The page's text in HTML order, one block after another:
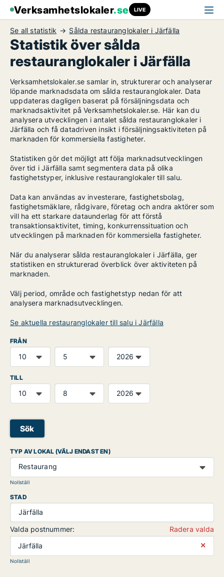
Verksamhetslokaler.se LIVE
Se all statistik Sålda restauranglokaler i Järfälla
Statistik över sålda
restauranglokaler i Järfälla
Verksamhetslokaler.se samlar in, strukturerar och analyserar
löpande marknadsdata om sålda restauranglokaler. Data
uppdateras dagligen baserat på försäljningsdata och
marknadsaktivitet på Verksamhetslokaler.se. Här kan du
analysera utvecklingen i antalet sålda restauranglokaler i
Järfälla och få datadriven insikt i försäljningsaktiviteten på
marknaden för kommersiella fastigheter.
Statistiken gör det möjligt att följa marknadsutvecklingen
över tid i Järfälla samt segmentera data på olika
fastighetstyper, inklusive restauranglokaler till salu.
Data kan användas av investerare, fastighetsbolag,
fastighetsmäklare, rådgivare, företag och andra aktörer som
vill ha ett starkare dataunderlag för att förstå
transaktionsaktivitet, timing, konkurrenssituation och
utvecklingen på marknaden för kommersiella fastigheter.
När du analyserar sålda restauranglokaler i Järfälla, ger
statistiken en strukturerad överblick över aktiviteten på
marknaden.
Välj period, område och fastighetstyp nedan för att
analysera marknadsutvecklingen.
Se aktuella restauranglokaler till salu i Järfälla
FRÅN
TILL
Sök
TYP AV LOKAL (VÄLJ ENDAST EN)
Restaurang
Nollställ
STAD
Järfälla
Valda postnummer:
Radera valda
Järfälla
⨯
Nollställ